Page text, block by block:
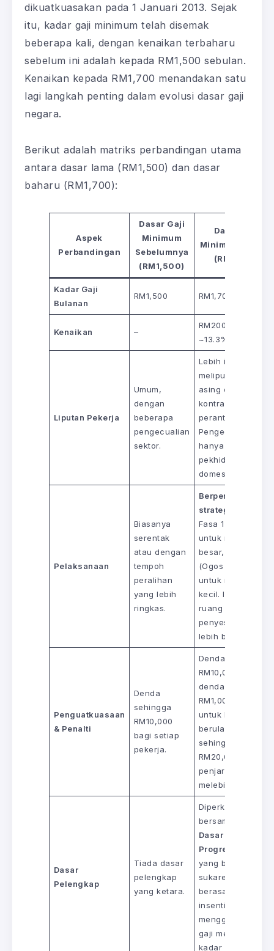
dikuatkuasakan pada 1 Januari 2013. Sejak
itu, kadar gaji minimum telah disemak
beberapa kali, dengan kenaikan terbaharu
sebelum ini adalah kepada RM1,500 sebulan.
Kenaikan kepada RM1,700 menandakan satu
lagi langkah penting dalam evolusi dasar gaji
negara.
Berikut adalah matriks perbandingan utama
antara dasar lama (RM1,500) dan dasar
baharu (RM1,700):
Aspek
Perbandingan
Dasar Gaji
Minimum
Sebelumnya
(RM1,500)
Dasar Gaji
Minimum Baharu
(RM1,700)
Kadar Gaji
Bulanan
RM1,500 RM1,700
Kenaikan –
RM200 (kenaikan
~13.3%)
Liputan Pekerja
Umum,
dengan
beberapa
pengecualian
sektor.
Lebih inklusif:
meliputi pekerja
asing dan pekerja
kontrak
perantisan.
Pengecualian
hanya untuk
pekhidmat
domestik.
Pelaksanaan
Biasanya
serentak
atau dengan
tempoh
peralihan
yang lebih
ringkas.
Berperingkat dan
strategik:
Fasa 1 (Feb 2025)
untuk majikan
besar, Fasa 2
(Ogos 2025)
untuk majikan
kecil. Ini memberi
ruang
penyesuaian yang
lebih baik.
Penguatkuasaan
& Penalti
Denda
sehingga
RM10,000
bagi setiap
pekerja.
Denda lebih ketat:
RM10,000/pekerja,
denda harian
RM1,000/hari, dan
untuk kesalahan
berulang, denda
sehingga
RM20,000 atau
penjara tidak
melebihi 5 tahun.
Dasar
Pelengkap
Tiada dasar
pelengkap
yang ketara.
Diperkenalkan
bersama
Dasar Gaji
Progresif (DGP)
yang bersifat
sukarela dan
berasaskan
insentif,
menggalakkan
gaji melebihi
kadar minimum.